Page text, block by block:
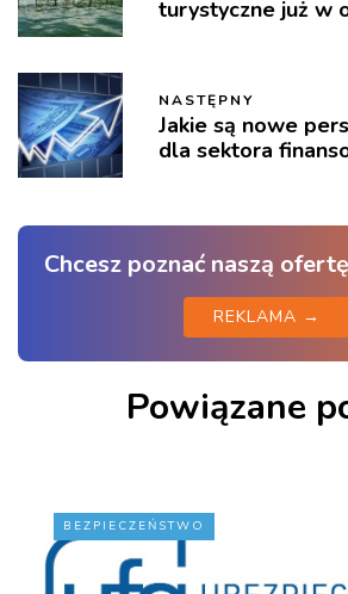
turystyczne już w
NASTĘPNY
Jakie są nowe
dla sektora
Chcesz poznać naszą
REKLAMA →
Powiązane
BEZPIECZEŃSTWO